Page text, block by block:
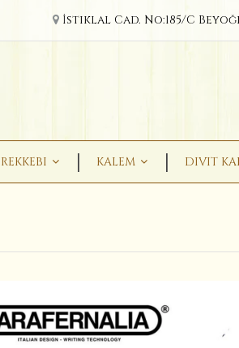
İstiklal Cad. No:185/C
KALEM DIVIT